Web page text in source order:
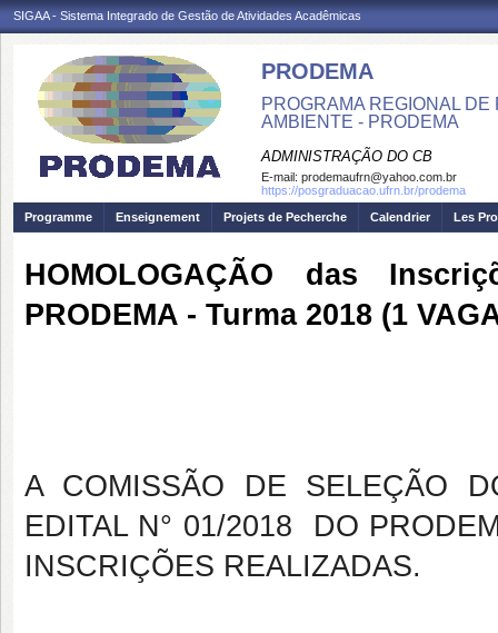
SIGAA - Sistema Integrado de Gestão de Atividades Acadêmicas
PRODEMA
PROGRAMA REGIONAL
AMBIENTE - PRODEMA
ADMINISTRAÇÃO DO CB
E-mail: prodemaufrn@yahoo.com.br
https://posgraduacao.ufrn.br/prodema
Programme
Enseignement Projets de Pecherche Calendrier Les
HOMOLOGAÇÃO das
PRODEMA - Turma 2018 (1
A COMISSÃO DE SELEÇÃO
EDITAL N° 01/2018 DO
INSCRIÇÕES REALIZADAS.